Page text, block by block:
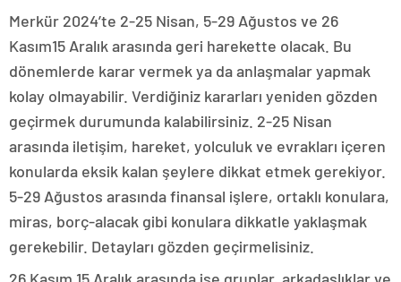
Merkür 2024’te 2-25 Nisan, 5-29 Ağustos ve 26
Kasım15 Aralık arasında geri harekette olacak. Bu
dönemlerde karar vermek ya da anlaşmalar yapmak
kolay olmayabilir. Verdiğiniz kararları yeniden gözden
geçirmek durumunda kalabilirsiniz. 2-25 Nisan
arasında iletişim, hareket, yolculuk ve evrakları içeren
konularda eksik kalan şeylere dikkat etmek gerekiyor.
5-29 Ağustos arasında finansal işlere, ortaklı konulara,
miras, borç-alacak gibi konulara dikkatle yaklaşmak
gerekebilir. Detayları gözden geçirmelisiniz.